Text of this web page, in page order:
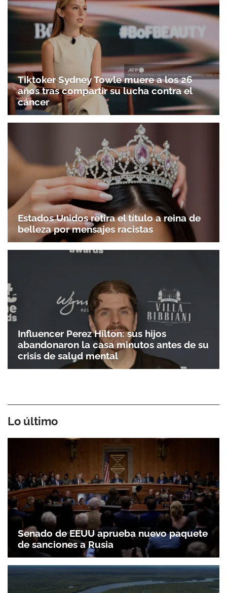
Tiktoker Sydney Towle muere a los 26
años tras compartir su lucha contra el
cáncer
Estados Unidos retira el título a reina de
belleza por mensajes racistas
Influencer Perez Hilton: sus hijos
abandonaron la casa minutos antes de su
crisis de salud mental
Lo último
Senado de EEUU aprueba nuevo paquete
de sanciones a Rusia